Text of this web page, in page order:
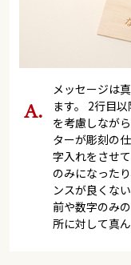
メッセージは
ます。 2行目
を考慮しなが
ターが彫刻の
字入れをさせ
のみになった
ンスが良くな
前や数字のみ
所に対して真